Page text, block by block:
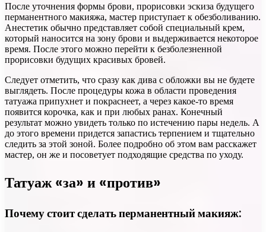
После уточнения формы брови, прорисовки эскиза будущего
перманентного макияжа, мастер приступает к обезболиванию.
Анестетик обычно представляет собой специальный крем,
который наносится на зону брови и выдерживается некоторое
время. После этого можно перейти к безболезненной
прорисовки будущих красивых бровей.
Следует отметить, что сразу как дива с обложки вы не будете
выглядеть. После процедуры кожа в области проведения
татуажа припухнет и покраснеет, а через какое-то время
появится корочка, как и при любых ранах. Конечный
результат можно увидеть только по истечению пары недель. А
до этого времени придется запастись терпением и тщательно
следить за этой зоной. Более подробно об этом вам расскажет
мастер, он же и посоветует подходящие средства по уходу.
Татуаж «за» и «против»
Почему стоит сделать перманентный макияж: